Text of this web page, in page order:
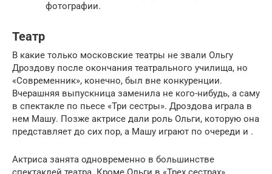
фотографии.
Театр
В какие только московские театры не звали Ольгу
Дроздову после окончания театрального училища, но
«Современник», конечно, был вне конкуренции.
Вчерашняя выпускница заменила не кого-нибудь, а саму
в спектакле по пьесе «Три сестры». Дроздова играла в
нем Машу. Позже актрисе дали роль Ольги, которую она
представляет до сих пор, а Машу играют по очереди и .
Актриса занята одновременно в большинстве